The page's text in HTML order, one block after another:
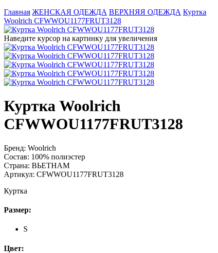
Главная ЖЕНСКАЯ ОДЕЖДА ВЕРХНЯЯ ОДЕЖДА Куртка
Woolrich CFWWOU1177FRUT3128
Наведите курсор на картинку для увеличения
Куртка Woolrich
CFWWOU1177FRUT3128
Бренд: Woolrich
Состав: 100% полиэстер
Страна: ВЬЕТНАМ
Артикул: CFWWOU1177FRUT3128
Куртка
Размер:
S
Цвет: